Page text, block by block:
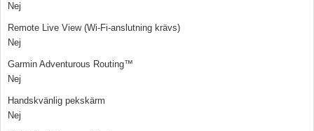
Nej
Remote Live View (Wi-Fi-anslutning krävs)
Nej
Garmin Adventurous Routing™
Nej
Handskvänlig pekskärm
Nej